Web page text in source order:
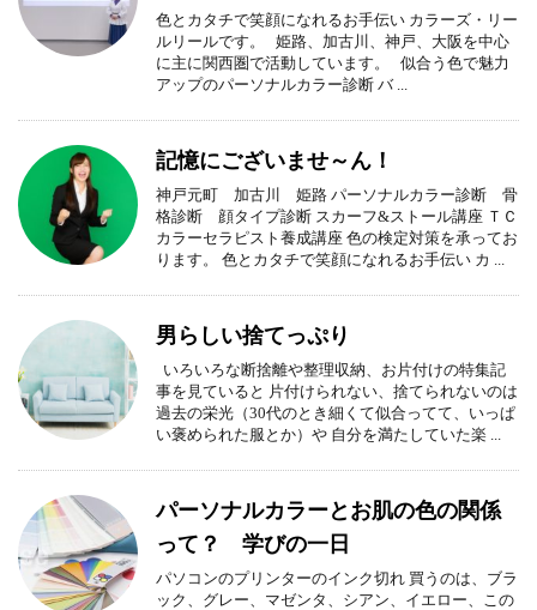
色とカタチで笑顔になれるお手伝い カラーズ・リー
ルリールです。 姫路、加古川、神戸、大阪を中心
に主に関西圏で活動しています。 似合う色で魅力
アップのパーソナルカラー診断 バ ...
記憶にございませ～ん！
神戸元町 加古川 姫路 パーソナルカラー診断 骨
格診断 顔タイプ診断 スカーフ&ストール講座 ＴＣ
カラーセラピスト養成講座 色の検定対策を承ってお
ります。 色とカタチで笑顔になれるお手伝い カ ...
男らしい捨てっぷり
いろいろな断捨離や整理収納、お片付けの特集記
事を見ていると 片付けられない、捨てられないのは
過去の栄光（30代のとき細くて似合ってて、いっぱ
い褒められた服とか）や 自分を満たしていた楽 ...
パーソナルカラーとお肌の色の関係
って？ 学びの一日
パソコンのプリンターのインク切れ 買うのは、ブラ
ック、グレー、マゼンタ、シアン、イエロー、この